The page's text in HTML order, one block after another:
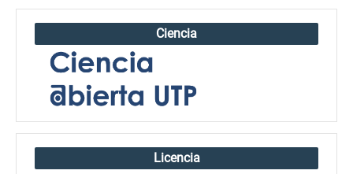
Ciencia
Licencia